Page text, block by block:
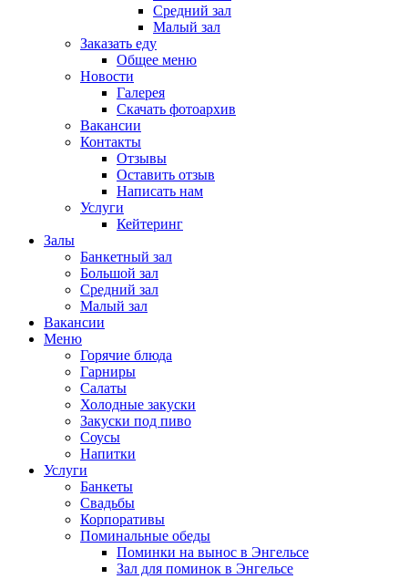
Средний зал
Малый зал
Заказать еду
Общее меню
Новости
Галерея
Скачать фотоархив
Вакансии
Контакты
Отзывы
Оставить отзыв
Написать нам
Услуги
Кейтеринг
Залы
Банкетный зал
Большой зал
Средний зал
Малый зал
Вакансии
Меню
Горячие блюда
Гарниры
Салаты
Холодные закуски
Закуски под пиво
Соусы
Напитки
Услуги
Банкеты
Свадьбы
Корпоративы
Поминальные обеды
Поминки на вынос в Энгельсе
Зал для поминок в Энгельсе